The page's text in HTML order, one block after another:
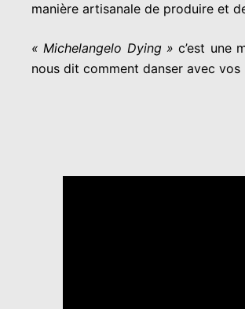
manière artisanale de produire et
« Michelangelo Dying » c’est une
nous dit comment danser avec vos